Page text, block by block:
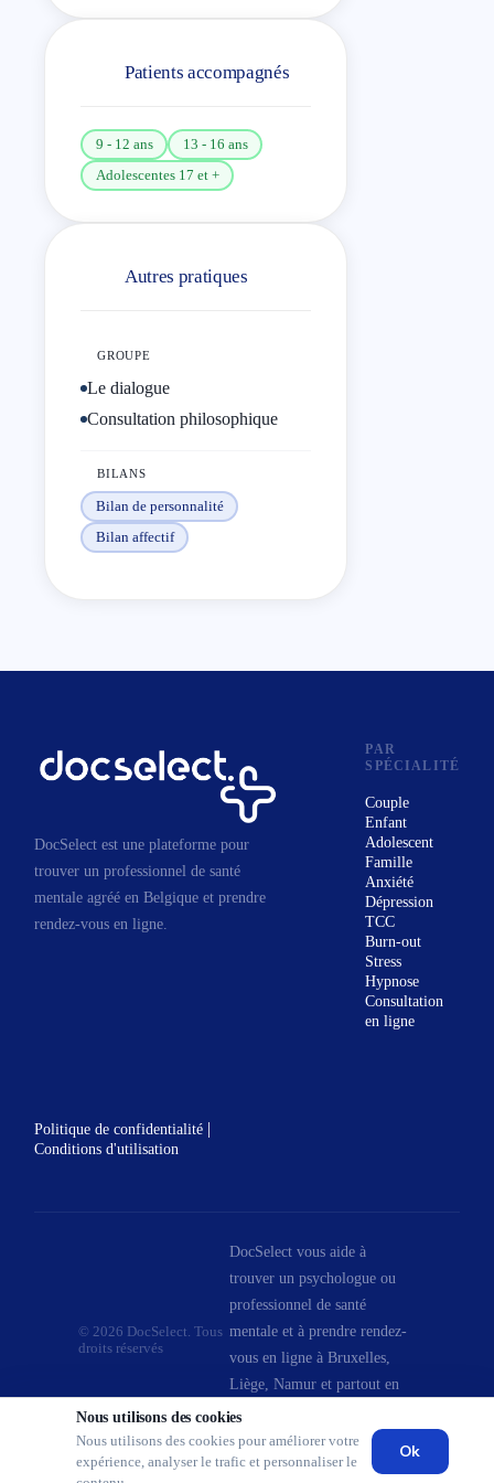
délier des nœuds, composer avec
complexité avec simplicité, se
faire confiance, oser ses rêves.
Discernement et intuition,
éclairage des philosophes et
des passerelles vers le
cheminements.
filosofia di chi parte e di chi è già
partito »
Patients accompagnés
9 - 12 ans
13 - 16 ans
Adolescentes 17 et +
Autres pratiques
GROUPE
Le dialogue
Consultation philosophique
BILANS
Bilan de personnalité
Bilan affectif
Nous utilisons des cookies
Nous utilisons des cookies pour améliorer votre
expérience, analyser le trafic et personnaliser le
Ok
DocSelect est une plateforme pour
trouver un professionnel de santé
mentale agréé en Belgique et prendre
rendez-vous en ligne.
PAR
SPÉCIALITÉ
Couple
Enfant
Adolescent
Famille
Anxiété
Dépression
TCC
Burn-out
Stress
Hypnose
Consultation
en ligne
Politique de confidentialité |
Conditions d'utilisation
© 2026 DocSelect. Tous
droits réservés
DocSelect vous aide à
trouver un psychologue ou
professionnel de santé
mentale et à prendre rendez-
vous en ligne à Bruxelles,
Liège, Namur et partout en
Belgique.